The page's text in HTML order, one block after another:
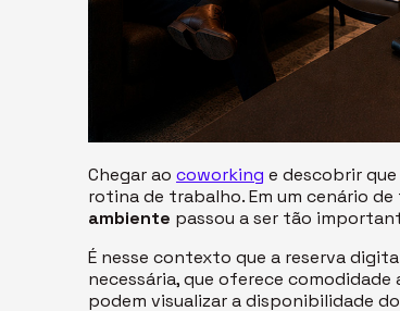
Chegar aocoworking e descobrir
rotina de trabalho. Em um cenário
ambiente passou a ser tão
É nesse contexto que a reserva
necessária, que oferece
podem visualizar a disponibilidade